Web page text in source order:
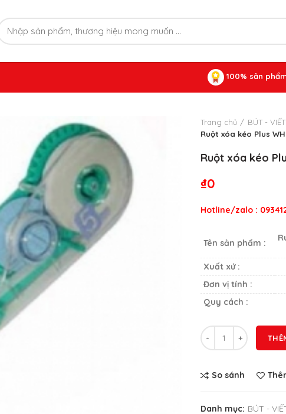
100% sản
Trang chủ BÚT -
Ruột xóa kéo Plus
Ruột xóa kéo
₫0
Hotline/zalo :
Tên sản phẩm :
Xuất xứ :
Đơn vị tính :
Quy cách :
Số lượng
So sánh
Danh mục: BÚT -